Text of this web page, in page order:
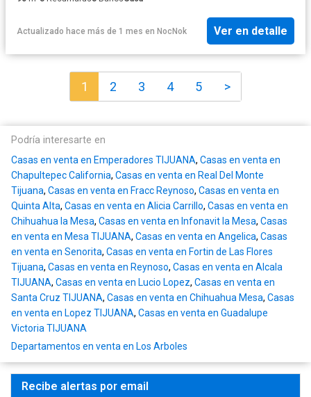
Actualizado hace más de 1 mes en NocNok Ver en detalle
1 2 3 4 5 >
Podría interesarte en
Casas en venta en Emperadores TIJUANA, Casas en venta en
Chapultepec California, Casas en venta en Real Del Monte
Tijuana, Casas en venta en Fracc Reynoso, Casas en venta en
Quinta Alta, Casas en venta en Alicia Carrillo, Casas en venta en
Chihuahua la Mesa, Casas en venta en Infonavit la Mesa, Casas
en venta en Mesa TIJUANA, Casas en venta en Angelica, Casas
en venta en Senorita, Casas en venta en Fortin de Las Flores
Tijuana, Casas en venta en Reynoso, Casas en venta en Alcala
TIJUANA, Casas en venta en Lucio Lopez, Casas en venta en
Santa Cruz TIJUANA, Casas en venta en Chihuahua Mesa, Casas
en venta en Lopez TIJUANA, Casas en venta en Guadalupe
Victoria TIJUANA
Departamentos en venta en Los Arboles
Recibe alertas por email